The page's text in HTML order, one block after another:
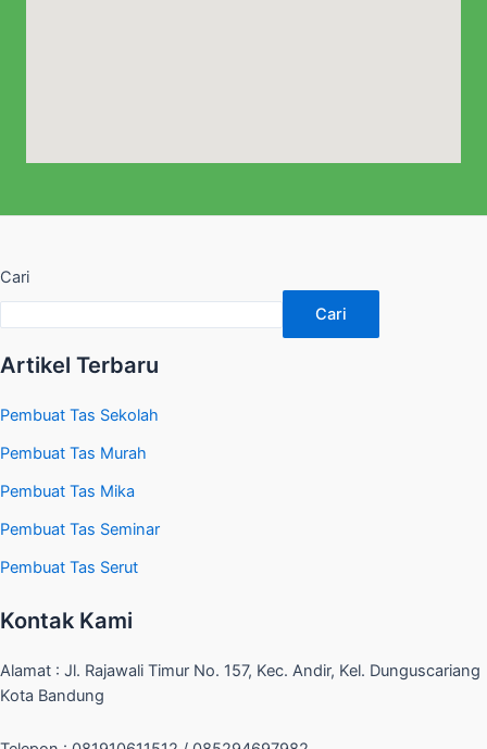
Cari
Cari
Artikel Terbaru
Pembuat Tas Sekolah
Pembuat Tas Murah
Pembuat Tas Mika
Pembuat Tas Seminar
Pembuat Tas Serut
Kontak Kami
Alamat : Jl. Rajawali Timur No. 157, Kec. Andir, Kel. Dunguscariang
Kota Bandung